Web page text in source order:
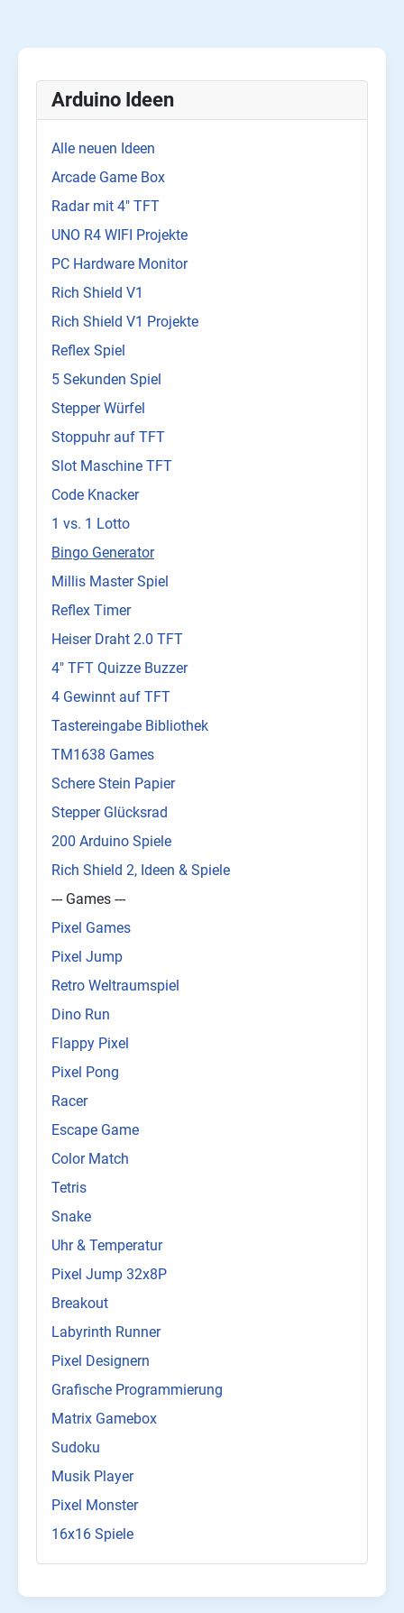
Arduino Ideen
Alle neuen Ideen
Arcade Game Box
Radar mit 4" TFT
UNO R4 WIFI Projekte
PC Hardware Monitor
Rich Shield V1
Rich Shield V1 Projekte
Reflex Spiel
5 Sekunden Spiel
Stepper Würfel
Stoppuhr auf TFT
Slot Maschine TFT
Code Knacker
1 vs. 1 Lotto
Bingo Generator
Millis Master Spiel
Reflex Timer
Heiser Draht 2.0 TFT
4" TFT Quizze Buzzer
4 Gewinnt auf TFT
Tastereingabe Bibliothek
TM1638 Games
Schere Stein Papier
Stepper Glücksrad
200 Arduino Spiele
Rich Shield 2, Ideen & Spiele
--- Games ---
Pixel Games
Pixel Jump
Retro Weltraumspiel
Dino Run
Flappy Pixel
Pixel Pong
Racer
Escape Game
Color Match
Tetris
Snake
Uhr & Temperatur
Pixel Jump 32x8P
Breakout
Labyrinth Runner
Pixel Designern
Grafische Programmierung
Matrix Gamebox
Sudoku
Musik Player
Pixel Monster
16x16 Spiele